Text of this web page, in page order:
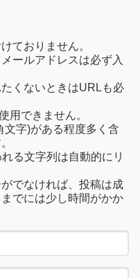
ておりません。
ールアドレスは必ず入
くないときはURLも必
用できません。
文字)がある程度多く含
る文字列は自動的にリ
でなければ、投稿は成
でには少し時間がかか